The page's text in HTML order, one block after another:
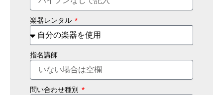
楽器レンタル
指名講師
問い合わせ種別